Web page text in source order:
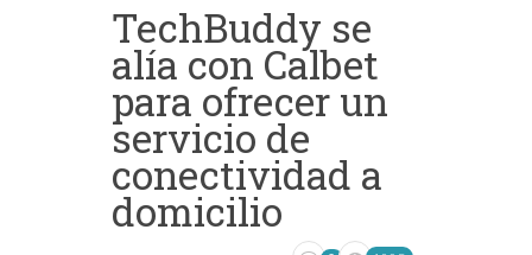
TechBuddy se
alía con Calbet
para ofrecer un
servicio de
conectividad a
domicilio